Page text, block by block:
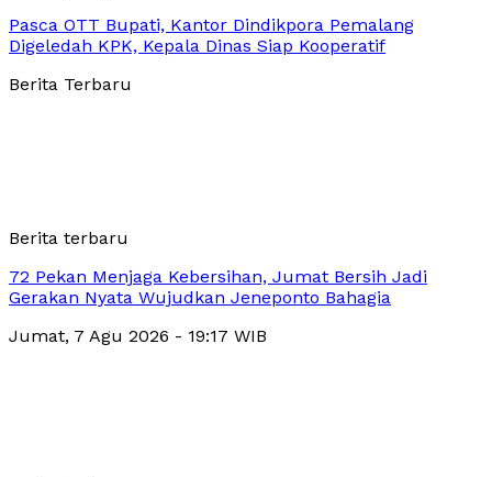
Pasca OTT Bupati, Kantor Dindikpora Pemalang
Digeledah KPK, Kepala Dinas Siap Kooperatif
Berita Terbaru
Berita terbaru
72 Pekan Menjaga Kebersihan, Jumat Bersih Jadi
Gerakan Nyata Wujudkan Jeneponto Bahagia
Jumat, 7 Agu 2026 - 19:17 WIB